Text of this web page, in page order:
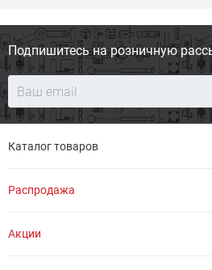
Подпишитесь на розничную
Каталог товаров
Распродажа
Акции